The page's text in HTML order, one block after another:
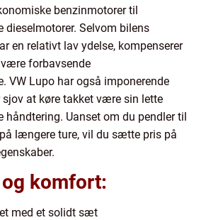
benzinmotorer til
Selvom bilens
en relativt lav ydelse, kompenserer
forbavsende
VW Lupo har også imponerende
sjov at køre takket være sin lette
Uanset om du pendler til
længere ture, vil du sætte pris på
komfort:
med et solidt sæt